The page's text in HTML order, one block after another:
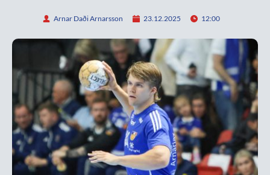
Arnar Daði Arnarsson 23.12.2025 12:00